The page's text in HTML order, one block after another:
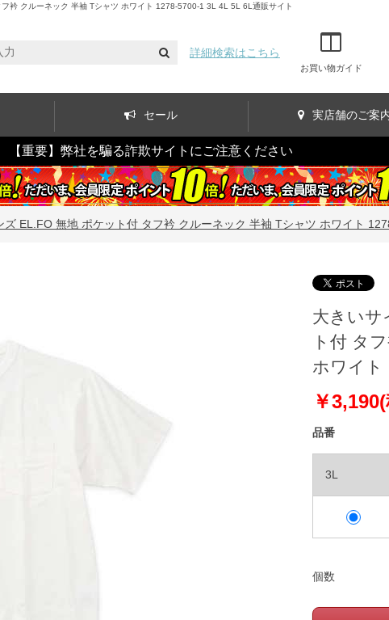
衿 クルーネック 半袖 Tシャツ ホワイト 1278-5700-1 3L 4L 5L 6L通販サイト
詳細検索はこちら
お買い物ガイド
セール 実店舗のご案
【重要】弊社を騙る詐欺サイトにご注意ください
ズ EL.FO 無地 ポケット付 タフ衿 クルーネック 半袖 Tシャツ ホワイト
大きいサ
ト付 タ
ホワイト
￥
品番
3L
個数